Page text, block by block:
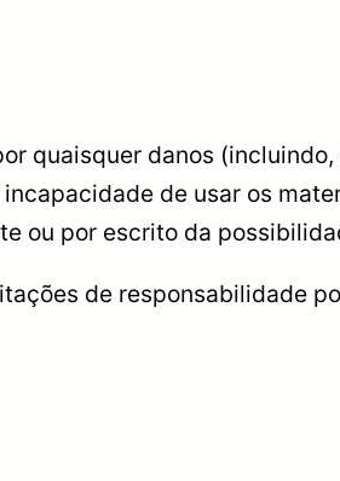
quaisquer danos
de usar os
ou por escrito da
de responsabilidade